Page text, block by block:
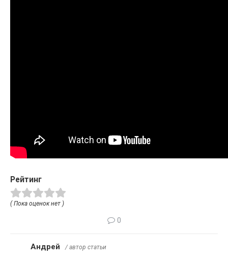
Рейтинг
( Пока оценок нет )
0
Андрей / автор статьи